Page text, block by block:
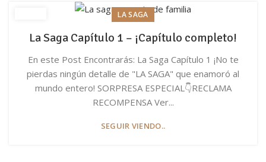
LA SAGA
La Saga Capítulo 1 – ¡Capítulo completo!
En este Post Encontrarás: La Saga Capítulo 1 ¡No te
pierdas ningún detalle de "LA SAGA" que enamoró al
mundo entero! SORPRESA ESPECIAL👇RECLAMA
RECOMPENSA Ver...
SEGUIR VIENDO..